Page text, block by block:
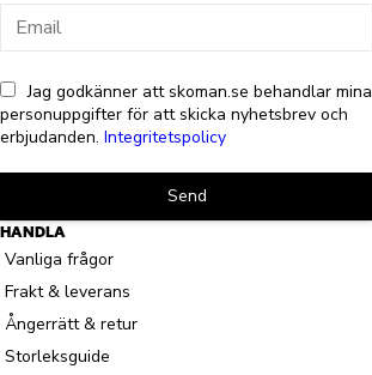
Jag godkänner att skoman.se behandlar mina
personuppgifter för att skicka nyhetsbrev och
erbjudanden. Integritetspolicy
Send
HANDLA
Vanliga frågor
Frakt & leverans
Ångerrätt & retur
Storleksguide